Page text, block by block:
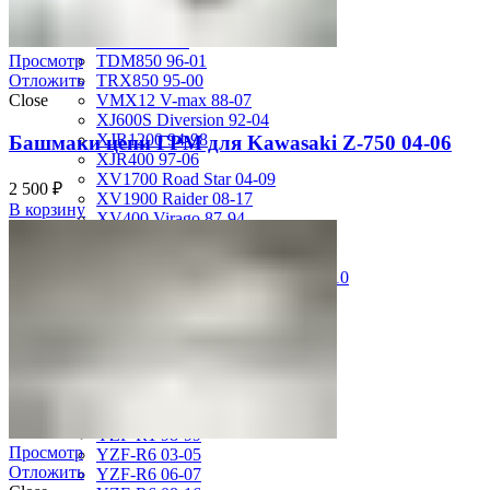
TDM850 96-01
TRX850 95-00
VMX12 V-max 88-07
XJ600S Diversion 92-04
XJR1200 94-98
XJR400 97-06
XV1700 Road Star 04-09
XV1900 Raider 08-17
XV400 Virago 87-94
XVZ1300 Royal Star Venture 01-10
YZF-R1 98-99
YZF-R6 03-05
YZF-R6 06-07
Просмотр
Отложить
Close
Башмаки цепи ГРМ для Kawasaki Z-750 04-06
2 500 ₽
В корзину
Просмотр
Отложить